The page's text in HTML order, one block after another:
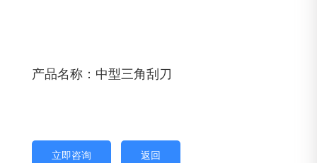
产品名称：中型三角刮刀
立即咨询 返回